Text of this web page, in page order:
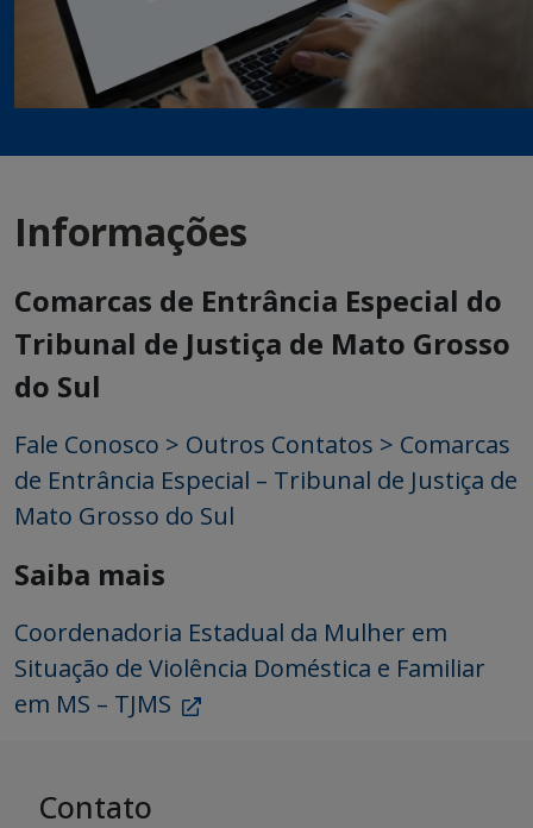
Informações
Comarcas de Entrância Especial do
Tribunal de Justiça de Mato Grosso
do Sul
Fale Conosco > Outros Contatos > Comarcas
de Entrância Especial – Tribunal de Justiça de
Mato Grosso do Sul
Saiba mais
Coordenadoria Estadual da Mulher em
Situação de Violência Doméstica e Familiar
em MS – TJMS
Contato